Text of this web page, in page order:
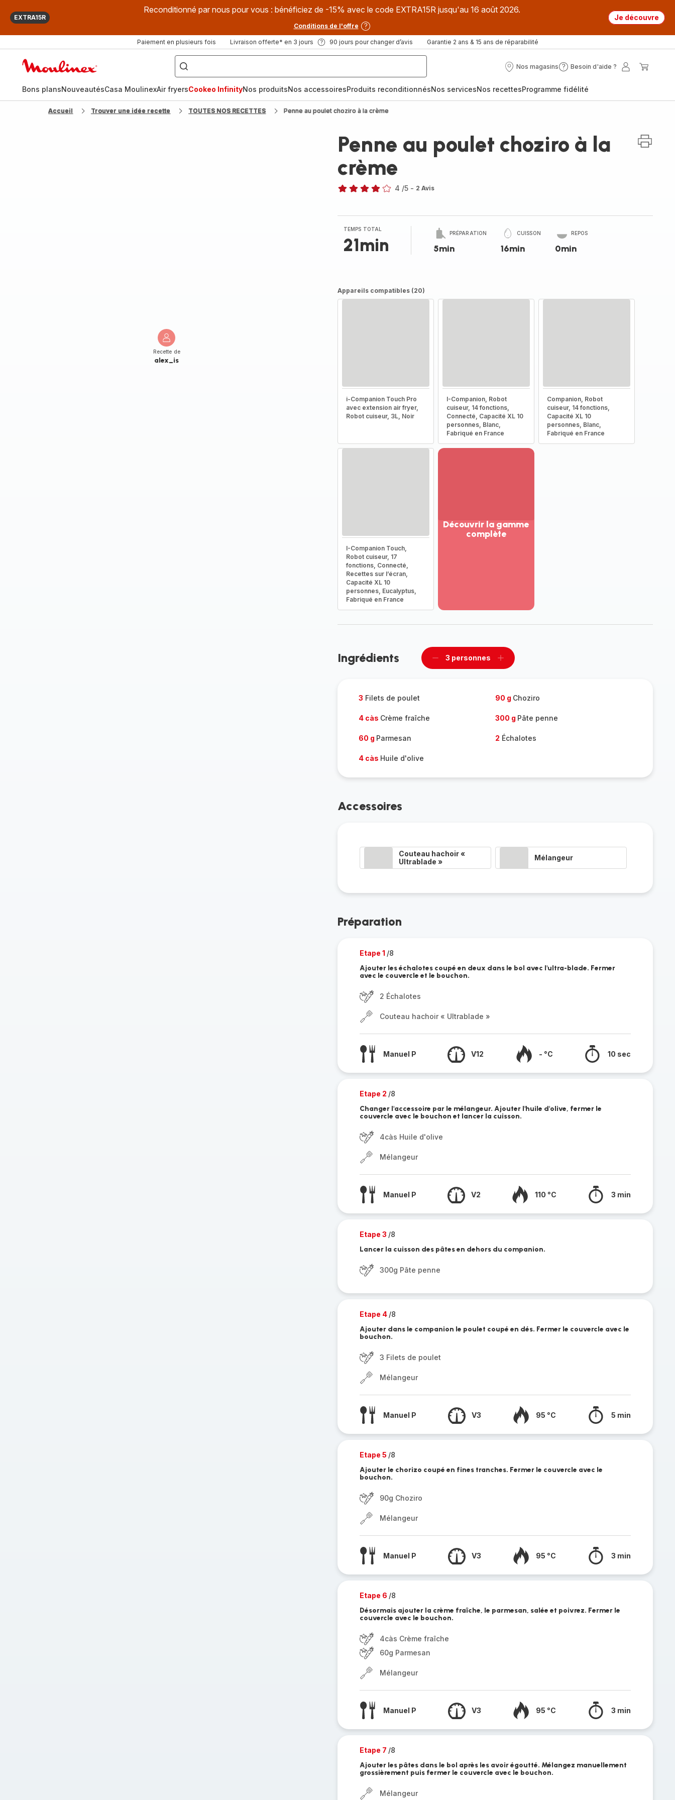
EXTRA15R
Reconditionné par nous pour vous : bénéficiez de -15% avec le code EXTRA15R jusqu'au 16 août 2026.
Conditions de l'offre
Je découvre
Paiement en plusieurs fois Livraison offerte* en 3 jours 90 jours pour changer d’avis Garantie 2 ans & 15 ans de réparabilité
["Que
recherchez-
vous
?",
fryer",
"Companion"]
Nos magasins
Nos
Besoin d'aide ?
Besoin
?
Mon
Bons plansNouveautésCasa MoulinexAir fryersCookeo InfinityNos produitsNos accessoiresProduits reconditionnésNos servicesNos recettesProgramme fidélité
Accueil Trouver une idée recette TOUTES NOS RECETTES Penne au poulet choziro à la crème
Recette de
alex_is
Penne au poulet choziro à la
crème
étoiles
(moyenne)
4 /5 - 2 Avis
TEMPS TOTAL
21min
PRÉPARATION
5min
CUISSON
16min
REPOS
0min
Appareils compatibles (20)
i-Companion Touch Pro
avec extension air fryer,
Robot cuiseur, 3L, Noir
I-Companion, Robot
cuiseur, 14 fonctions,
Connecté, Capacité XL 10
personnes, Blanc,
Fabriqué en France
Companion, Robot
cuiseur, 14 fonctions,
Capacité XL 10
personnes, Blanc,
Fabriqué en France
I-Companion Touch,
Robot cuiseur, 17
fonctions, Connecté,
Recettes sur l’écran,
Capacité XL 10
personnes, Eucalyptus,
Fabriqué en France
Découvrir la gamme
complète
Ingrédients
Supprimer
3 personnes
Ajouter
3 Filets de poulet 90 g Choziro
4 càs Crème fraîche 300 g Pâte penne
60 g Parmesan 2 Échalotes
4 càs Huile d'olive
Accessoires
Couteau hachoir «
Ultrablade »
Mélangeur
Préparation
Etape 1 /8
Ajouter les échalotes coupé en deux dans le bol avec l'ultra-blade. Fermer
avec le couvercle et le bouchon.
2 Échalotes
Couteau hachoir « Ultrablade »
Manuel P V12 - °C 10 sec
Etape 2 /8
Changer l'accessoire par le mélangeur. Ajouter l'huile d'olive, fermer le
couvercle avec le bouchon et lancer la cuisson.
4càs Huile d'olive
Mélangeur
Manuel P V2 110 °C 3 min
Etape 3 /8
Lancer la cuisson des pâtes en dehors du companion.
300g Pâte penne
Etape 4 /8
Ajouter dans le companion le poulet coupé en dés. Fermer le couvercle avec le
bouchon.
3 Filets de poulet
Mélangeur
Manuel P V3 95 °C 5 min
Etape 5 /8
Ajouter le chorizo coupé en fines tranches. Fermer le couvercle avec le
bouchon.
90g Choziro
Mélangeur
Manuel P V3 95 °C 3 min
Etape 6 /8
Désormais ajouter la crème fraîche, le parmesan, salée et poivrez. Fermer le
couvercle avec le bouchon.
4càs Crème fraîche
60g Parmesan
Mélangeur
Manuel P V3 95 °C 3 min
Etape 7 /8
Ajouter les pâtes dans le bol après les avoir égoutté. Mélangez manuellement
grossièrement puis fermer le couvercle avec le bouchon.
Mélangeur